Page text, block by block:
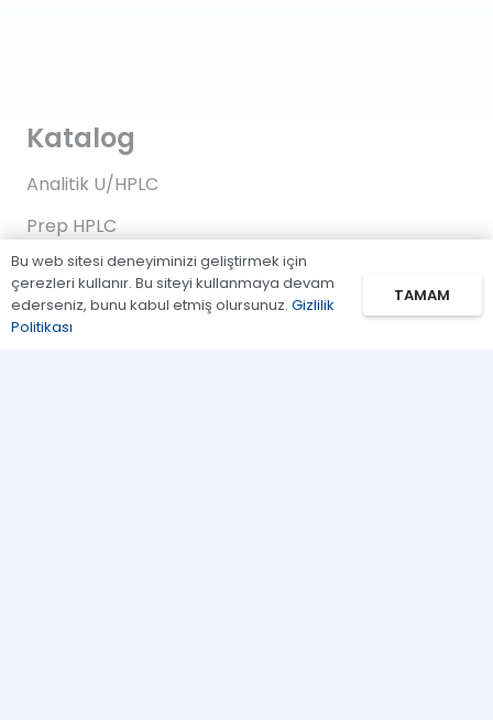
Katalog
Analitik U/HPLC
Prep HPLC
FPLC
Gaz Kromatografi
Bu web sitesi deneyiminizi geliştirmek için
çerezleri kullanır. Bu siteyi kullanmaya devam
ederseniz, bunu kabul etmiş olursunuz. Gizlilik
Politikası
TAMAM